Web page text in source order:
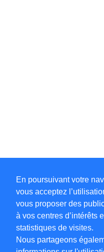
En poursuivant votre
vous acceptez
vous proposer des
à vos centres d’intérêts
statistiques de visites.
Nous partageons